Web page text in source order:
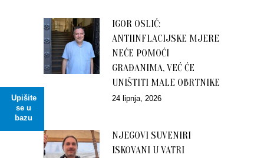
Upišite
se u
bazu
IGOR OSLIĆ:
ANTIINFLACIJSKE MJERE
NEĆE POMOĆI
GRAĐANIMA, VEĆ ĆE
UNIŠTITI MALE OBRTNIKE
24 lipnja, 2026
NJEGOVI SUVENIRI
ISKOVANI U VATRI